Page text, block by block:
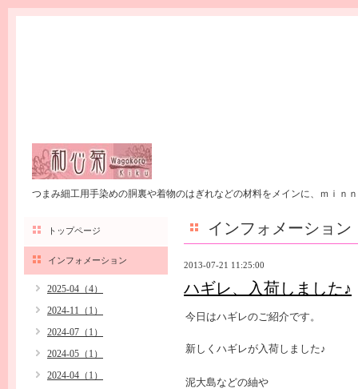
つまみ細工用手染めの胴裏や着物のはぎれなどの材料をメインに、ｍｉｎ
インフォメーション
2013-07-21 11:25:00
ハギレ、入荷しました♪
今日はハギレのご紹介です。
新しくハギレが入荷しました♪
泥大島などの紬や
トップページ
インフォメーション
2025-04（4）
2024-11（1）
2024-07（1）
2024-05（1）
2024-04（1）